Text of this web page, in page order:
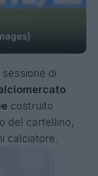
di
costruito
del cartellino,
calciatore.